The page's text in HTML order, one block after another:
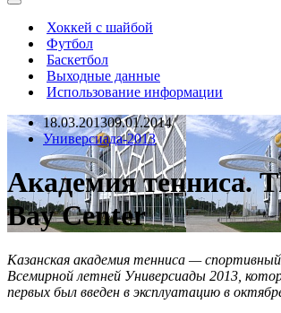
Меню
навигацииХоккей с шайбой
Футбол
Баскетбол
Выходные данные
Использование информации
18.03.201309.01.2014
Универсиада-2013
Академия тенниса.
Bay Center
Казанская академия тенниса —
Всемирной летней Универсиады 2013,
первых был введен в эксплуатацию в